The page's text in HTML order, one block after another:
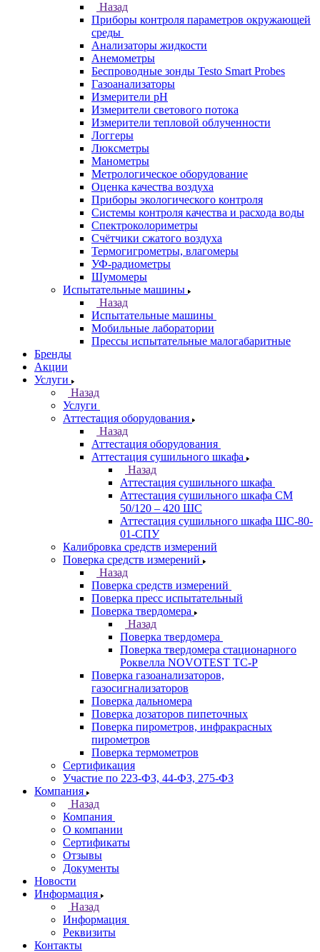
Назад
Приборы контроля параметров окружающей
среды
Анализаторы жидкости
Анемометры
Беспроводные зонды Testo Smart Probes
Газоанализаторы
Измерители pH
Измерители светового потока
Измерители тепловой облученности
Логгеры
Люксметры
Манометры
Метрологическое оборудование
Оценка качества воздуха
Приборы экологического контроля
Системы контроля качества и расхода воды
Спектроколориметры
Счётчики сжатого воздуха
Термогигрометры, влагомеры
УФ-радиометры
Шумомеры
Испытательные машины
Назад
Испытательные машины
Мобильные лаборатории
Прессы испытательные малогабаритные
Бренды
Акции
Услуги
Назад
Услуги
Аттестация оборудования
Назад
Аттестация оборудования
Аттестация сушильного шкафа
Назад
Аттестация сушильного шкафа
Аттестация сушильного шкафа СМ
50/120 – 420 ШС
Аттестация сушильного шкафа ШС-80-
01-СПУ
Калибровка средств измерений
Поверка средств измерений
Назад
Поверка средств измерений
Поверка пресс испытательный
Поверка твердомера
Назад
Поверка твердомера
Поверка твердомера стационарного
Роквелла NOVOTEST TС-Р
Поверка газоанализаторов,
газосигнализаторов
Поверка дальномера
Поверка дозаторов пипеточных
Поверка пирометров, инфракрасных
пирометров
Поверка термометров
Сертификация
Участие по 223-ФЗ, 44-ФЗ, 275-ФЗ
Компания
Назад
Компания
О компании
Сертификаты
Отзывы
Документы
Новости
Информация
Назад
Информация
Реквизиты
Контакты